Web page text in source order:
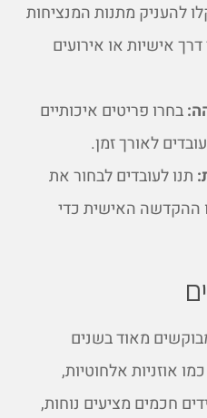
להעניק מתנות המנציחות
אישיות או אירועים
בחרו פריטים איכותיים
לאורך זמן.
תנו לעובדים לבחור את
ההקדשה האישית כדי
מאוד בשנים
אוזניות אלחוטיות,
חכמים מציעים נוחות,